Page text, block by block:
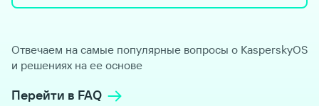
Отвечаем на самые популярные вопросы о KasperskyOS
и решениях на ее основе
Перейти в FAQ